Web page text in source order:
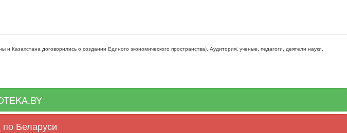
Казахстана договорились о создании Единого экономического пространства). Аудитория: ученые, педагоги, деятели науки,
Беларуси